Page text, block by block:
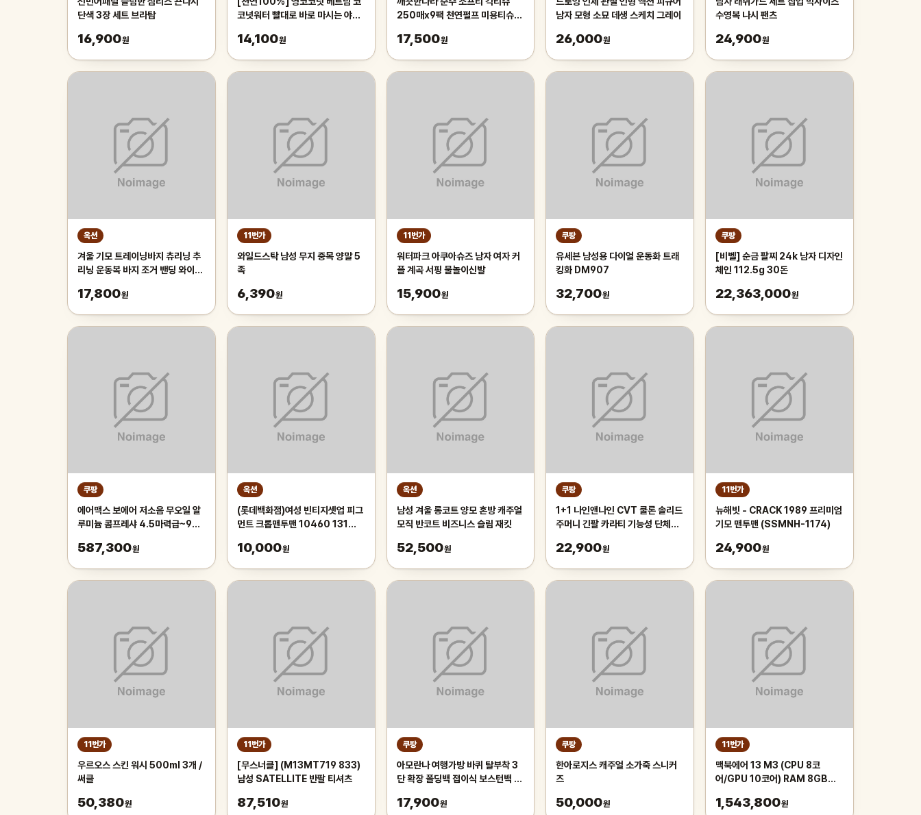
단색 3장 세트 브라탑
16,900원
코넛워터 빨대로 바로 마시는 야자
내외(2과입)
14,100원
250매x9팩 천연펄프 미용티슈,
17,500원
남자 모형 소묘 데생 스케치 그레이
26,000원
수영복 나시 팬츠
24,900원
옥션
겨울 기모 트레이닝바지 츄리닝 추
리닝 운동복 바지 조거 밴딩 와이드
17,800원
11번가
와일드스탁 남성 무지 중목 양말 5
족
6,390원
11번가
워터파크 아쿠아슈즈 남자 여자 커
플 계곡 서핑 물놀이신발
15,900원
쿠팡
유세븐 남성용 다이얼 운동화 트래
킹화 DM907
32,700원
쿠팡
[비벨] 순금 팔찌 24k 남자 디자인
체인 112.5g 30돈
22,363,000원
쿠팡
에어맥스 보에어 저소음 무오일 알
루미늄 콤프레샤 4.5마력급~9마
587,300원
옥션
(롯데백화점)여성 빈티지셋업 피그
먼트 크롭맨투맨 10460 131
10,000원
옥션
남성 겨울 롱코트 양모 혼방 캐주얼
모직 반코트 비즈니스 슬림 재킷
52,500원
쿠팡
1+1 나인앤나인 CVT 쿨론 솔리드
주머니 긴팔 카라티 기능성 단체복
22,900원
11번가
뉴해빗 - CRACK 1989 프리미엄
기모 맨투맨 (SSMNH-1174)
24,900원
11번가
우르오스 스킨 워시 500ml 3개 /
써클
50,380원
11번가
[무스너클] (M13MT719 833)
남성 SATELLITE 반팔 티셔츠
87,510원
쿠팡
아모란나 여행가방 바퀴 탈부착 3
단 확장 폴딩백 접이식 보스턴백 대
17,900원
쿠팡
한아로지스 캐주얼 소가죽 스니커
즈
50,000원
11번가
맥북에어 13 M3 (CPU 8코
어/GPU 10코어) RAM 8GB
MRXU3KH/A
1,543,800원